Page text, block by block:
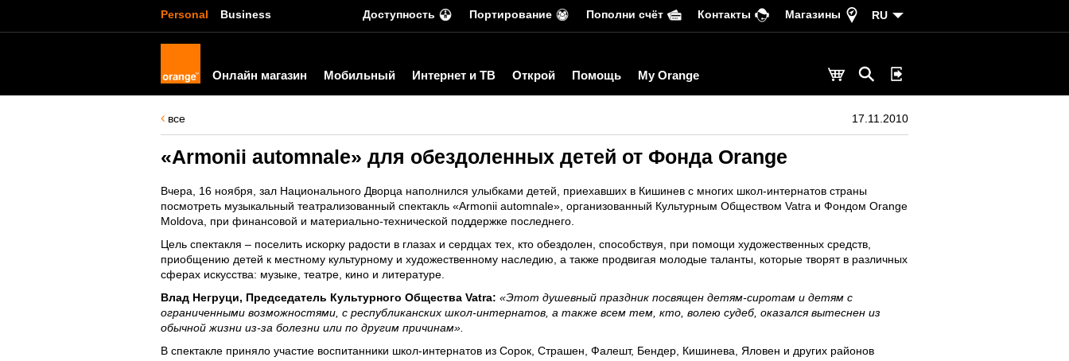
Personal Business Доступность Портирование Пополни счёт Контакты Магазины RU
Онлайн магазин Мобильный Интернет и ТВ Открой Помощь My Orange
все 17.11.2010
«Armonii automnale» для обездоленных детей от Фонда Orange
Вчера, 16 ноября, зал Национального Дворца наполнился улыбками детей, приехавших в Кишинев с многих школ-интернатов страны
посмотреть музыкальный театрализованный спектакль «Armonii automnale», организованный Культурным Обществом Vatra и Фондом Orange
Moldova, при финансовой и материально-технической поддержке последнего.
Цель спектакля – поселить искорку радости в глазах и сердцах тех, кто обездолен, способствуя, при помощи художественных средств,
приобщению детей к местному культурному и художественному наследию, а также продвигая молодые таланты, которые творят в различных
сферах искусства: музыке, театре, кино и литературе.
Влад Негруци, Председатель Культурного Общества Vatra: «Этот душевный праздник посвящен детям-сиротам и детям с
ограниченными возможностями, с республиканских школ-интернатов, а также всем тем, кто, волею судеб, оказался вытеснен из
обычной жизни из-за болезни или по другим причинам».
В спектакле приняло участие воспитанники школ-интернатов из Сорок, Страшен, Фалешт, Бендер, Кишинева, Яловен и других районов